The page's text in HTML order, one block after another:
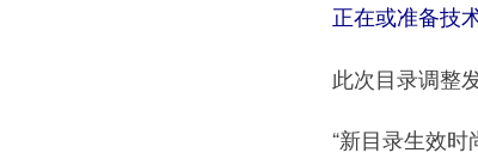
正在或准备技术
此次目录调整发
“新目录生效时